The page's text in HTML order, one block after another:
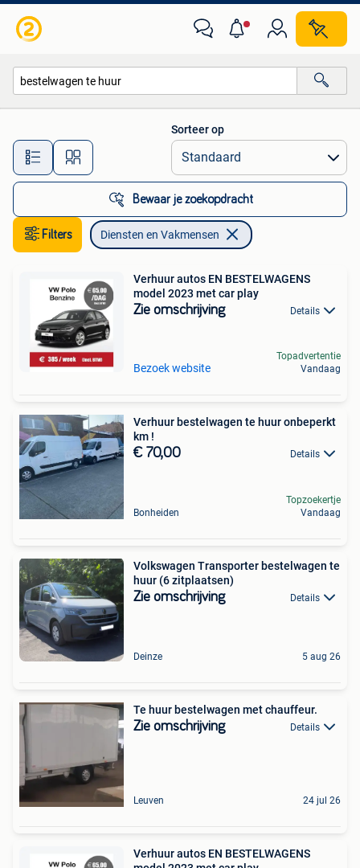
Alle afstanden…
Sorteer op
Bewaar je zoekopdracht
Filters Diensten en Vakmensen
Verhuur autos EN BESTELWAGENS
model 2023 met car play
Zie omschrijving Details
Bezoek website
Topadvertentie
Vandaag
Verhuur bestelwagen te huur onbeperkt
km !
€ 70,00 Details
Bonheiden
Topzoekertje
Vandaag
Volkswagen Transporter bestelwagen te
huur (6 zitplaatsen)
Zie omschrijving Details
Deinze 5 aug 26
Te huur bestelwagen met chauffeur.
Zie omschrijving Details
Leuven 24 jul 26
Verhuur autos EN BESTELWAGENS